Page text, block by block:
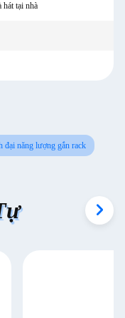
hát tại nhà
đại năng lượng gắn rack